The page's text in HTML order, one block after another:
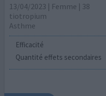
13/04/2023 | Femme | 38
tiotropium
Asthme
Efficacité
Quantité effets secondaires